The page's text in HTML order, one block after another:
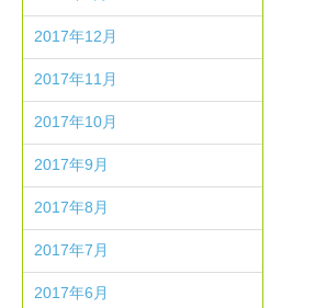
2017年12月
2017年11月
2017年10月
2017年9月
2017年8月
2017年7月
2017年6月